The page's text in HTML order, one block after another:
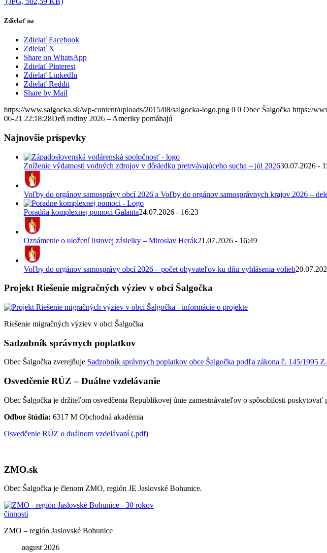
Zdielať na
Zdielať Facebook
Zdielať X
Share on WhatsApp
Zdielať Pinterest
Zdielať LinkedIn
Zdielať Reddit
Share by Mail
https://www.salgocka.sk/wp-content/uploads/2015/08/salgocka-logo.png 0 0 Obec Šalgočka https://
06-21 22:18:28Deň rodiny 2026 – Ameriky pomáhajú
Najnovšie príspevky
Zníženie výdatnosti vodných zdrojov v dôsledku pretrvávajúceho sucha – júl 202630.07.2026 -
Voľby do orgánov samosprávy obcí 2026 a Voľby do orgánov samosprávnych krajov 2026 –
Poradňa komplexnej pomoci Galanta24.07.2026 - 16:23
Oznámenie o uložení listovej zásielky – Miroslav Herák21.07.2026 - 16:49
Voľby do orgánov samosprávy obcí 2026 – počet obyvateľov ku dňu vyhlásenia volieb
Projekt Riešenie migračných výziev v obci Šalgočka
Riešenie migračných výziev v obci Šalgočka
Sadzobník správnych poplatkov
Obec Šalgočka zverejňuje Sadzobník správnych poplatkov obce Šalgočka podľa zákona č. 145/1995
Osvedčenie RÚZ – Duálne vzdelávanie
Obec Šalgočka je držiteľom osvedčenia Republikovej únie zamestnávateľov o spôsobilosti poskytovať
Odbor štúdia: 6317 M Obchodná akadémia
Osvedčenie RÚZ o duálnom vzdelávaní (.pdf)
ZMO.sk
Obec Šalgočka je členom ZMO, región JE Jaslovské Bohunice.
ZMO – región Jaslovské Bohunice
august 2026